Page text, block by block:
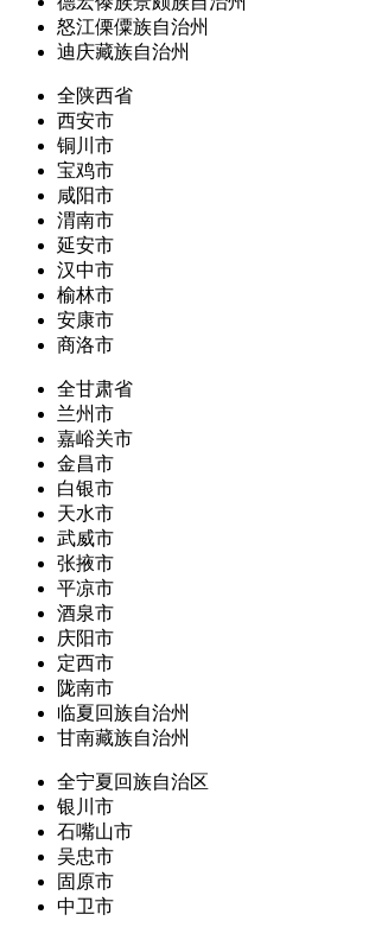
怒江傈僳族自治州
迪庆藏族自治州
全陕西省
西安市
铜川市
宝鸡市
咸阳市
渭南市
延安市
汉中市
榆林市
安康市
商洛市
全甘肃省
兰州市
嘉峪关市
金昌市
白银市
天水市
武威市
张掖市
平凉市
酒泉市
庆阳市
定西市
陇南市
临夏回族自治州
甘南藏族自治州
全宁夏回族自治区
银川市
石嘴山市
吴忠市
固原市
中卫市